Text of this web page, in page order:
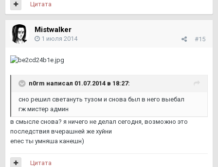
Цитата
Mistwalker
#15
1 июля 2014
n0rm написал 01.07.2014 в 18:27:
сно решил светануть тузом и снова был в него выебал
гж мистер админ
в смысле снова? я ничего не делал сегодня, возможно это
последствия вчерашней же хуйни
епес ты умняша канешн)
Цитата